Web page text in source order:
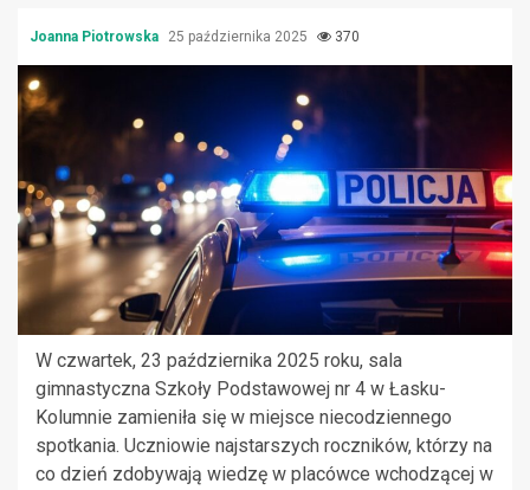
Joanna Piotrowska 25 października 2025 370
W czwartek, 23 października 2025 roku, sala
gimnastyczna Szkoły Podstawowej nr 4 w Łasku-
Kolumnie zamieniła się w miejsce niecodziennego
spotkania. Uczniowie najstarszych roczników, którzy na
co dzień zdobywają wiedzę w placówce wchodzącej w